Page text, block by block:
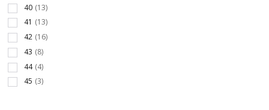
40 (13)
41 (13)
42 (16)
43 (8)
44 (4)
45 (3)